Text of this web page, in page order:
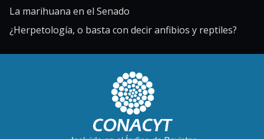
La marihuana en el Senado
¿Herpetología, o basta con decir anfibios y reptiles?